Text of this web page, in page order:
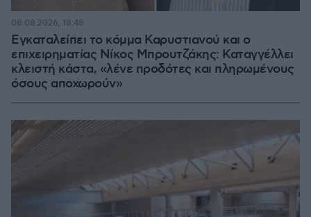
Εγκαταλείπει το κόμμα Καρυστιανού και ο
επιχειρηματίας Νίκος Μπρουτζάκης: Καταγγέλλει
κλειστή κάστα, «λένε προδότες και πληρωμένους
όσους αποχωρούν»
08.08.2026, 18:48